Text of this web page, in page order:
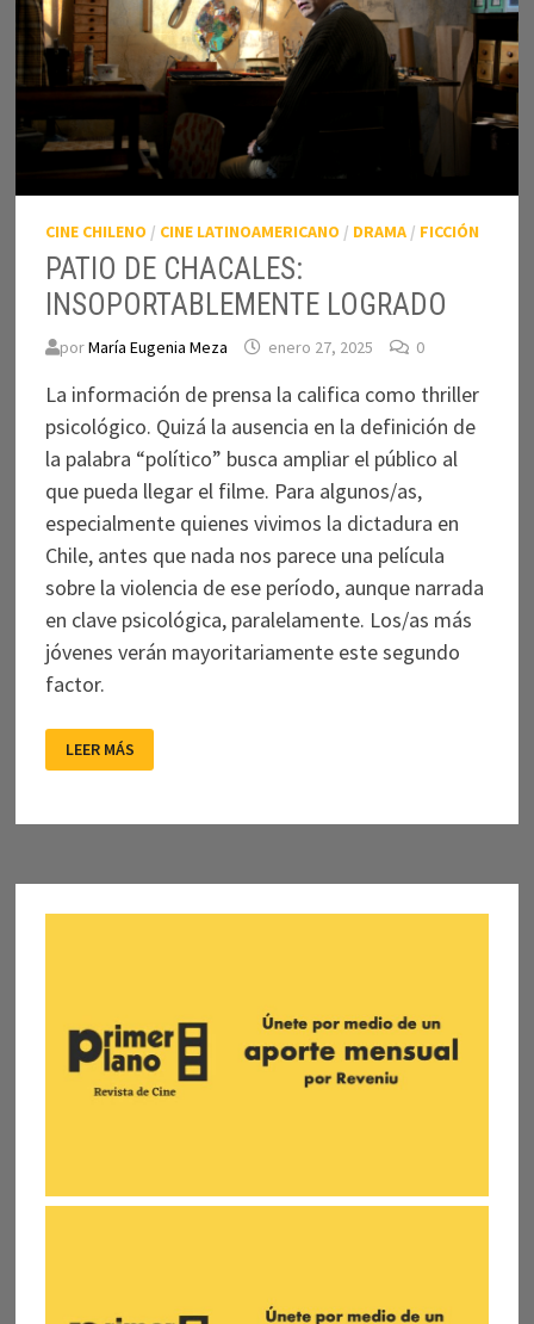
CINE CHILENO / CINE LATINOAMERICANO / DRAMA/ FICCIÓN
PATIO DE CHACALES:
INSOPORTABLEMENTE LOGRADO
porMaría Eugenia Meza enero 27, 2025 0
La información de prensa la califica como thriller
psicológico. Quizá la ausencia en la definición de
la palabra “político” busca ampliar el público al
que pueda llegar el filme. Para algunos/as,
especialmente quienes vivimos la dictadura en
Chile, antes que nada nos parece una película
sobre la violencia de ese período, aunque narrada
en clave psicológica, paralelamente. Los/as más
jóvenes verán mayoritariamente este segundo
factor.
DE
CHACALES:
LEER MÁS